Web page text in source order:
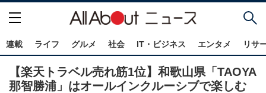
連載 ライフ グルメ 社会 IT・ビジネス エンタメ リサ
【楽天トラベル売れ筋1位】和歌山県「TAOYA
那智勝浦」はオールインクルーシブで楽しむ